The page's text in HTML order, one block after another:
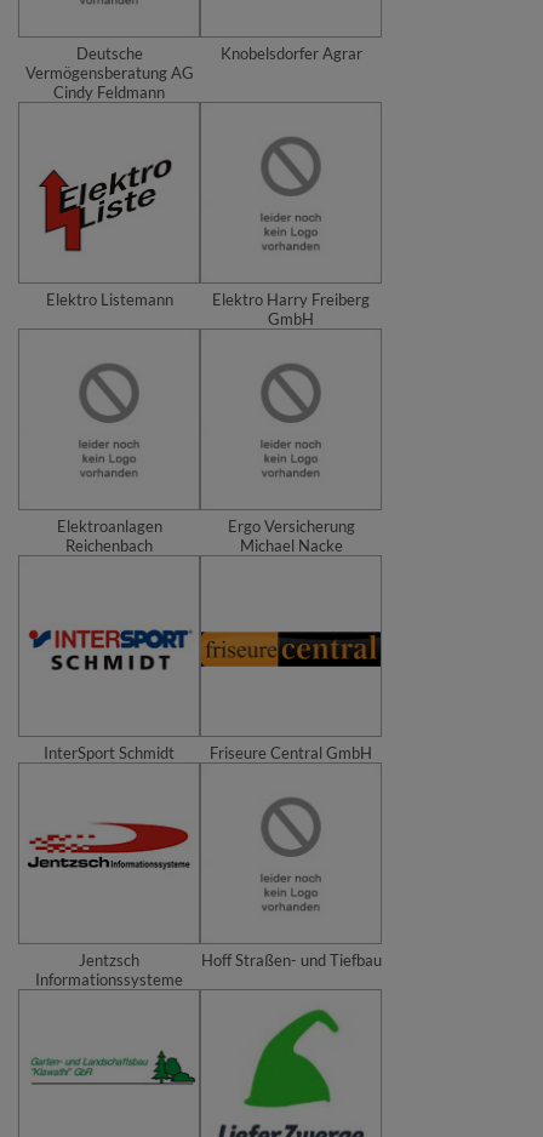
Deutsche
Vermögensberatung AG
Cindy Feldmann
Knobelsdorfer Agrar
Elektro Listemann
Elektro Harry Freiberg
GmbH
Elektroanlagen
Reichenbach
Ergo Versicherung
Michael Nacke
InterSport Schmidt Friseure Central GmbH
Jentzsch
Informationssysteme
Hoff Straßen- und Tiefbau